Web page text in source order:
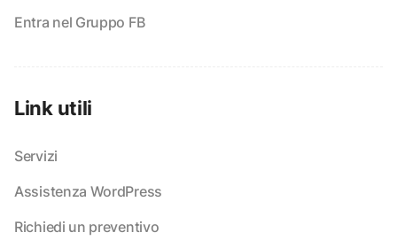
Entra nel Gruppo FB
Link utili
Servizi
Assistenza WordPress
Richiedi un preventivo